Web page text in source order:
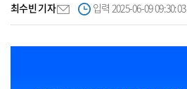
최수빈 기자 입력 2025-06-09 09:30:03